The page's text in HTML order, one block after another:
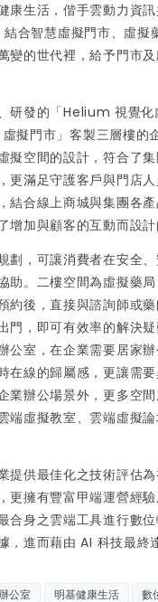
康生活，偕手雲動力資
結合智慧虛擬門市、虛擬
變的世代裡，給予門市
研發的 「Helium 視覺
擬門市」客製三層樓的
擬空間的設計，符合了
更滿足守護客戶與門店
結合線上商城與集團各
增加與顧客的互動而設計
劃，可讓消費者在安全
助。二樓空間為虛擬藥局
約後，直接與諮詢師或
門，即可有效率的解決
公室，在企業需要居家
在線的歸屬感，更讓需要
業辦公場景外，更多空
端虛擬教室、雲端虛擬
提供最佳化之技術評估
更擁有豐富甲端運營經
合身之雲端工具進行數
，進而藉由 AI 科技最終
公室 明基健康生活 數